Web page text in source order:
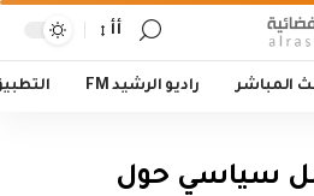
أأ
المباشر راديو الرشيد FM
سياسي حول